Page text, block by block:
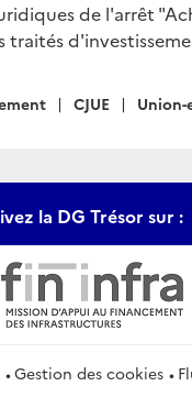
de l'arrêt
CJUE Union-
la DG Trésor sur :
Gestion des cookies